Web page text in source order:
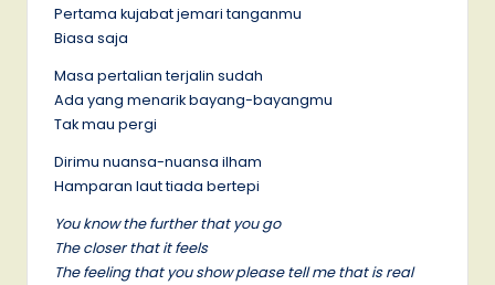
Pertama kujabat jemari tanganmu
Biasa saja
Masa pertalian terjalin sudah
Ada yang menarik bayang-bayangmu
Tak mau pergi
Dirimu nuansa-nuansa ilham
Hamparan laut tiada bertepi
You know the further that you go
The closer that it feels
The feeling that you show please tell me that is real